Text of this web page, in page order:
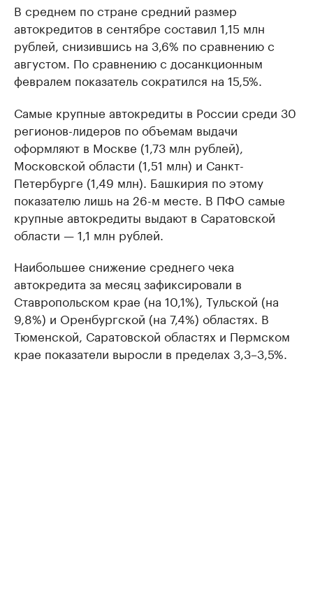
В среднем по стране средний размер
автокредитов в сентябре составил 1,15 млн
рублей, снизившись на 3,6% по сравнению с
августом. По сравнению с досанкционным
февралем показатель сократился на 15,5%.
Самые крупные автокредиты в России среди 30
регионов-лидеров по объемам выдачи
оформляют в Москве (1,73 млн рублей),
Московской области (1,51 млн) и Санкт-
Петербурге (1,49 млн). Башкирия по этому
показателю лишь на 26-м месте. В ПФО самые
крупные автокредиты выдают в Саратовской
области — 1,1 млн рублей.
Наибольшее снижение среднего чека
автокредита за месяц зафиксировали в
Ставропольском крае (на 10,1%), Тульской (на
9,8%) и Оренбургской (на 7,4%) областях. В
Тюменской, Саратовской областях и Пермском
крае показатели выросли в пределах 3,3–3,5%.